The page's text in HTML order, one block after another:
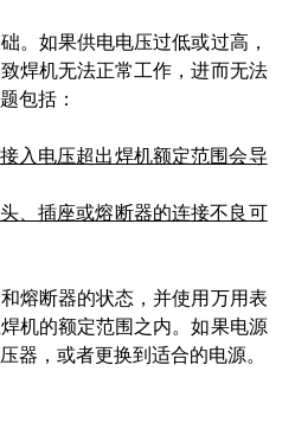
。如果供电电压过低或过高，
焊机无法正常工作，进而无法
包括：
入电压超出焊机额定范围会导
、插座或熔断器的连接不良可
熔断器的状态，并使用万用表
机的额定范围之内。如果电源
器，或者更换到适合的电源。